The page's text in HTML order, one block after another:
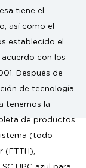
tiene el
así como el
establecido el
con los
Después de
de tecnología
tenemos la
de productos
(todo -
(FTTH),